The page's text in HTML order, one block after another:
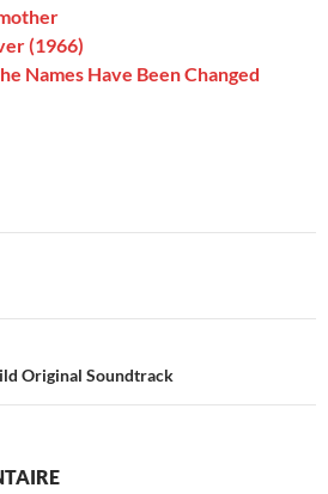
(1966)
Names Have Been Changed
Original Soundtrack